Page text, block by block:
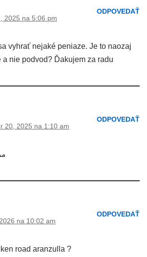
2025 na 5:06 pm
ODPOVEDAŤ
vyhrať nejaké peniaze. Je to naozaj
a nie podvod? Ďakujem za radu
20, 2025 na 1:10 am
ODPOVEDAŤ
na 10:02 am
ODPOVEDAŤ
road aranzulla ?